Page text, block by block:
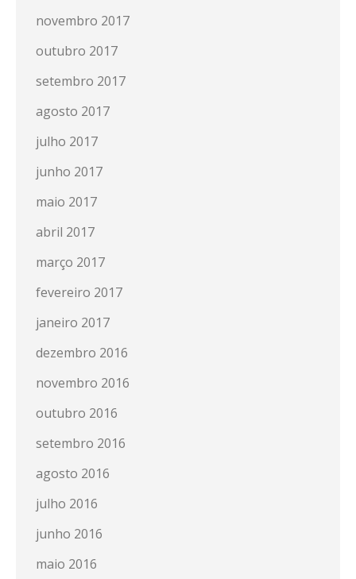
novembro 2017
outubro 2017
setembro 2017
agosto 2017
julho 2017
junho 2017
maio 2017
abril 2017
março 2017
fevereiro 2017
janeiro 2017
dezembro 2016
novembro 2016
outubro 2016
setembro 2016
agosto 2016
julho 2016
junho 2016
maio 2016